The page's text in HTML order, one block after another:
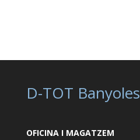
D-TOT Banyoles
OFICINA I MAGATZEM